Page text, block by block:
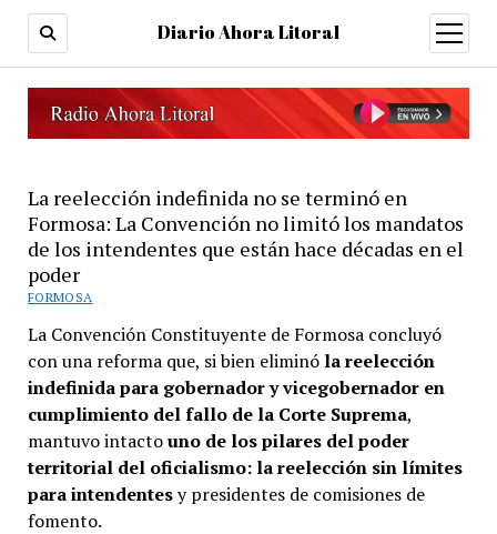
Diario Ahora Litoral
open
menu
La reelección indefinida no se terminó en
Formosa: La Convención no limitó los mandatos
de los intendentes que están hace décadas en el
poder
FORMOSA
La Convención Constituyente de Formosa concluyó
con una reforma que, si bien eliminóla reelección
indefinida para gobernador y vicegobernador en
cumplimiento del fallo de la Corte Suprema,
mantuvo intactouno de los pilares del poder
territorial del oficialismo: la reelección sin límites
para intendentesy presidentes de comisiones de
fomento.